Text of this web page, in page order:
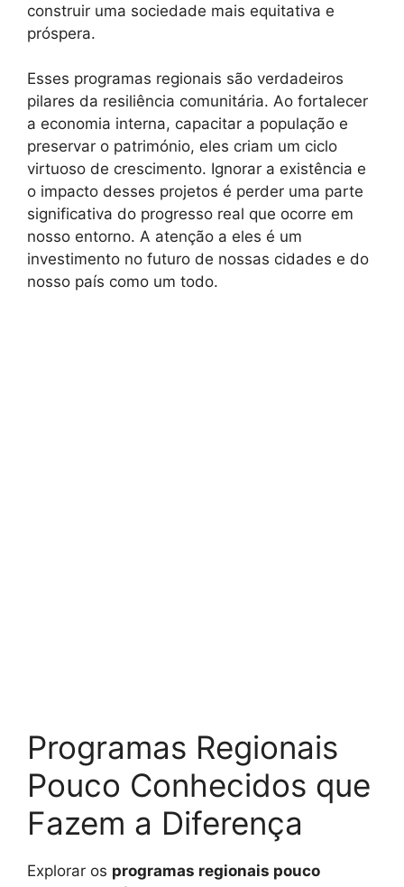
construir uma sociedade mais equitativa e
próspera.
Esses programas regionais são verdadeiros
pilares da resiliência comunitária. Ao fortalecer
a economia interna, capacitar a população e
preservar o património, eles criam um ciclo
virtuoso de crescimento. Ignorar a existência e
o impacto desses projetos é perder uma parte
significativa do progresso real que ocorre em
nosso entorno. A atenção a eles é um
investimento no futuro de nossas cidades e do
nosso país como um todo.
Programas Regionais
Pouco Conhecidos que
Fazem a Diferença
Explorar os programas regionais pouco